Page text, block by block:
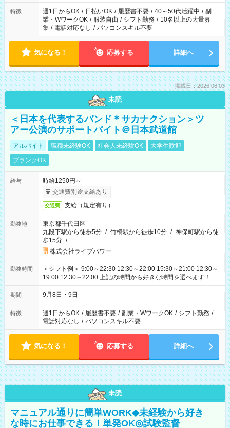
特徴 週1日からOK / 日払いOK / 履歴書不要 / 40～50代活躍中 / 副
業・WワークOK / 服装自由 / シフト勤務 / 10名以上の大量募
集 / 電話対応なし / パソコンスキル不要
気になる！ 応募する 詳細へ
掲載日：2026.08.03
未読
＜日本を代表するバンド＊サカナクション＞ツ
アー公演のサポートバイト＠日本武道館
アルバイト 職種未経験OK 社会人未経験OK
大学生歓迎
ブランクOK
給与
時給1250円～
交通費別途支給あり
交通費 支給（規定有り）
勤務地
東京都千代田区
九段下駅から徒歩5分 / 竹橋駅から徒歩10分 / 神保町駅から徒
歩15分 / …
株式会社ライブパワー
勤務時間
＜シフト例＞ 9:00～22:30 12:30～22:00 15:30～21:00 12:30～
19:00 12:30～22:00 上記の時間から好きな時間を選べます！ ※
時間は変更となる可能性があります
期間 9月8日・9日
特徴 週1日からOK / 履歴書不要 / 副業・WワークOK / シフト勤務 /
電話対応なし / パソコンスキル不要
気になる！ 応募する 詳細へ
未読
マニュアル通りに簡単WORK◆未経験から好き
な時にお仕事できる！単発OK◎試験監督